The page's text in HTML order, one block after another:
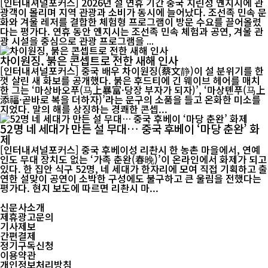
광객이 몰리며 지역 관광과 소비가 동시에 늘어났다. 조선족 민속 문
화와 겨울 레저를 결합한 체험형 프로그램이 방문 수요를 끌어올렸
다는 평가다. 연휴 동안 옌지시는 조선족 민속 체험과 공연, 겨울 관
광 시설을 중심으로 관광 프로그램을 ...
차이원징, 붉은 콘셉트로 전한 새해 인사
[인터내셔널포커스] 중국 배우 차이원징(蔡文静)이 설 분위기를 한
껏 살린 새 화보를 공개했다. 붉은 후드티에 긴 웨이브 헤어를 매치
한 그는 ‘마상바오푸(马上暴富·당장 부자가 되자)’, ‘마상톈푸(马上
添福·곧바로 복을 더하자)’라는 문구의 소품을 들고 온화한 미소를
지었다. 말의 해를 상징하는 경쾌한 콘셉...
52명 네 세대가 만든 설 무대… 중국 후베이 ‘마당 춘완’ 화
제
[인터내셔널포커스] 중국 후베이성 리촨시 한 농촌 마을에서, 연예
인도 무대 장치도 없는 ‘가족 춘완(春晚)’이 온라인에서 화제가 되고
있다. 한 집안 식구 52명, 네 세대가 한자리에 모여 직접 기획하고 출
연한 설맞이 공연이 소박한 구성에도 불구하고 큰 울림을 전했다는
평가다. 현지 보도에 따르면 리촨시 마...
신문사소개
제휴광고문의
기사제보
간편결제
정기구독신청
이용약관
개인정보처리방침